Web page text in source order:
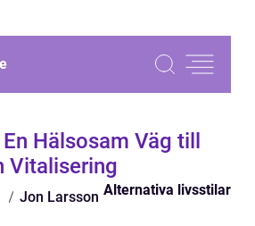
Hälsosam Väg till
Vitalisering
Jon Larsson Alternativa livsstilar